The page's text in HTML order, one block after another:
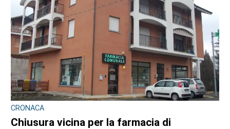
CRONACA
Chiusura vicina per la farmacia di